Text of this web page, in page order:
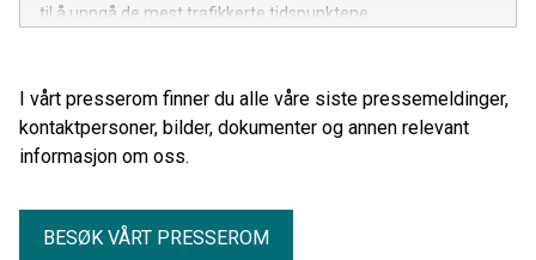
til å unngå de mest trafikkerte tidspunktene.
I vårt presserom finner du alle våre siste pressemeldinger,
kontaktpersoner, bilder, dokumenter og annen relevant
informasjon om oss.
BESØK VÅRT PRESSEROM